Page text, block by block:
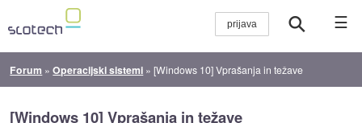
☰
Forum »Operacijski sistemi »[Windows 10] Vprašanja in težave
[Windows 10] Vprašanja in težave